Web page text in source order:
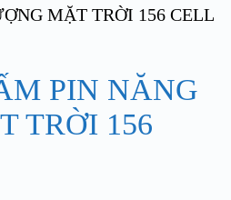
PIN NĂNG
TRỜI 156